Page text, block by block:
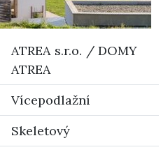
ATREA s.r.o. / DOMY
ATREA
Vícepodlažní
Skeletový